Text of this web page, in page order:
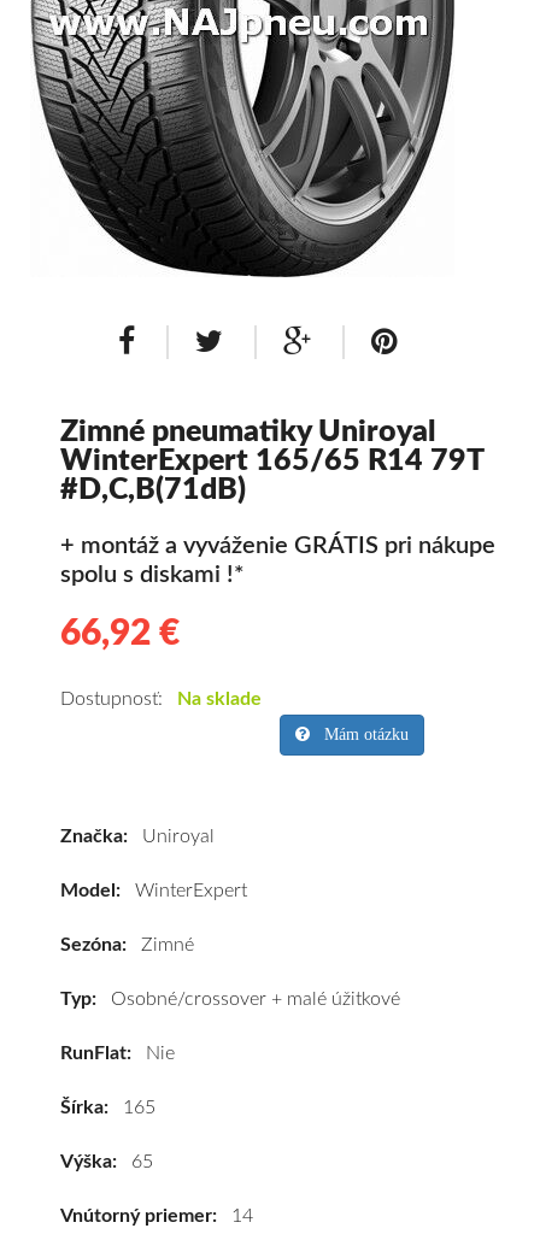
Osobné/crossover + malé úžitkové
SUV/crossover + OFFRoad-ové
Dodávkové + malé úžitkové
Disky
Hliníkové / ALU disky / Elektróny
Zimné pneumatiky Uniroyal
WinterExpert 165/65 R14 79T
#D,C,B(71dB)
+ montáž a vyváženie GRÁTIS pri nákupe
spolu s diskami !*
66,92 €
pneumatiky
WinterExpert
79T
kúpite
Dostupnosť: Na sklade
Mám otázku
Značka: Uniroyal
Model: WinterExpert
Sezóna: Zimné
Typ: Osobné/crossover + malé úžitkové
RunFlat: Nie
Šírka: 165
Výška: 65
Vnútorný priemer: 14